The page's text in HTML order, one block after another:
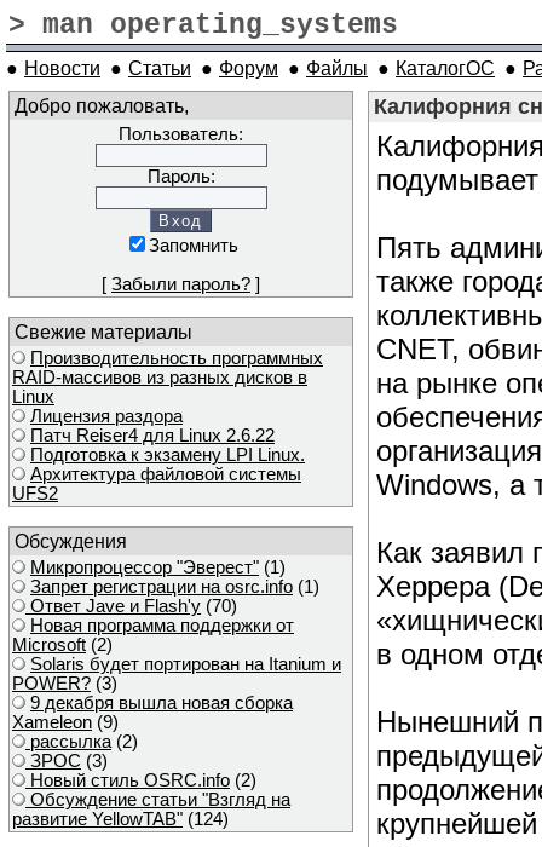
> man operating_systems
● Новости ● Статьи ● Форум ● Файлы ● КаталогОС ●
Добро пожаловать,
Пользователь:
Пароль:
Запомнить
[ Забыли пароль? ]
Свежие материалы
Производительность программных
RAID-массивов из разных дисков в
Linux
Лицензия раздора
Патч Reiser4 для Linux 2.6.22
Подготовка к экзамену LPI Linux.
Архитектура файловой системы
UFS2
Обсуждения
Микропроцессор "Эверест" (1)
Запрет регистрации на osrc.info (1)
Ответ Javе и Flash'у (70)
Новая программа поддержки от
Microsoft (2)
Solaris будет портирован на Itanium и
POWER? (3)
9 декабря вышла новая сборка
Xameleon (9)
рассылка (2)
ЗРОС (3)
Новый стиль OSRC.info (2)
Обсуждение статьи "Взгляд на
развитие YellowTAB" (124)
Калифорния
Пять
также
CNET,
на рынке
Windows, а
Как заявил
Херрера
в одном
Нынешний